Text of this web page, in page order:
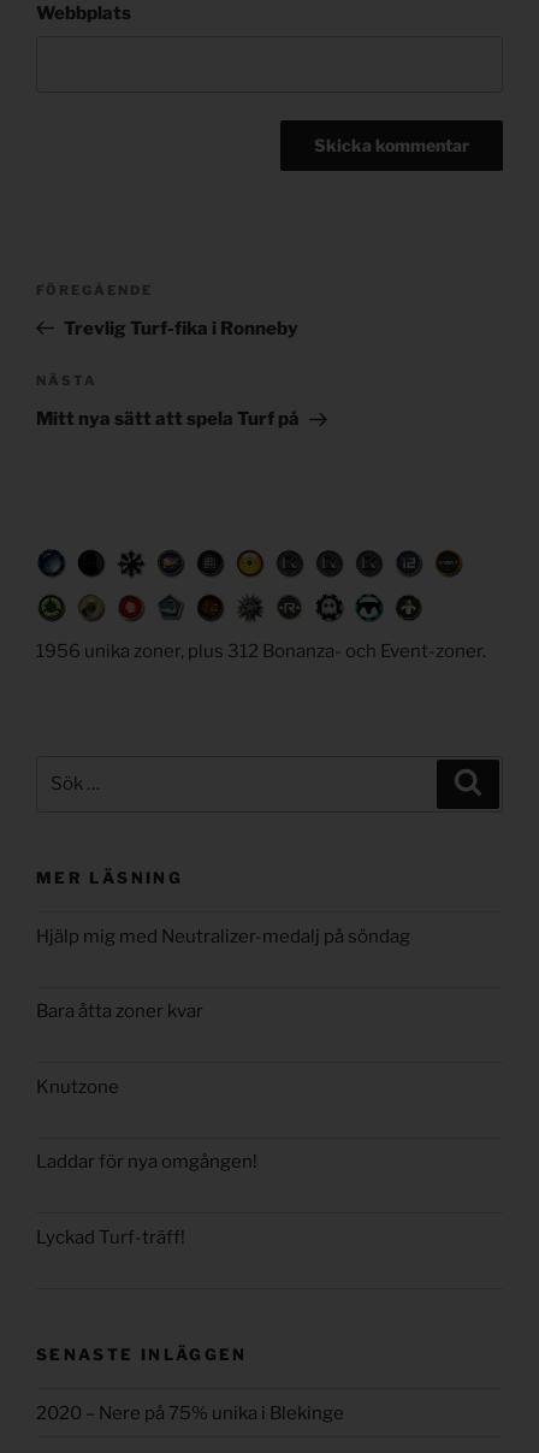
Webbplats
Post
Föregående
inlägg
FÖREGÅENDE
Trevlig Turf-fika i Ronneby
Nästa
inlägg
NÄSTA
Mitt nya sätt att spela Turf på
1956 unika zoner, plus 312 Bonanza- och Event-zoner.
MER LÄSNING
Hjälp mig med Neutralizer-medalj på söndag
Bara åtta zoner kvar
Knutzone
Laddar för nya omgången!
Lyckad Turf-träff!
SENASTE INLÄGGEN
2020 – Nere på 75% unika i Blekinge